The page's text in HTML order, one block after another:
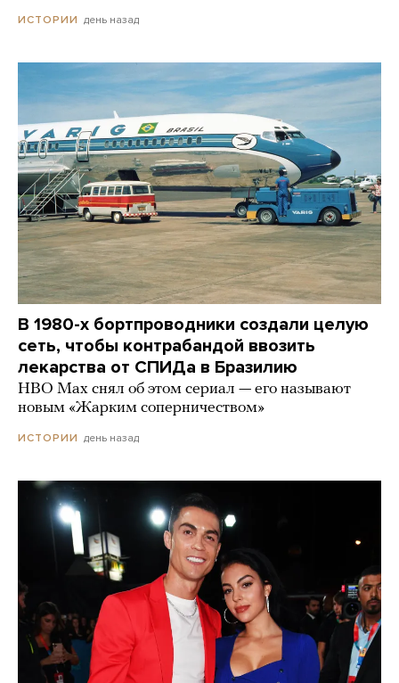
ИСТОРИИ день назад
В 1980-х бортпроводники создали целую
сеть, чтобы контрабандой ввозить
лекарства от СПИДа в Бразилию
HBO Max снял об этом сериал — его называют
новым «Жарким соперничеством»
ИСТОРИИ день назад